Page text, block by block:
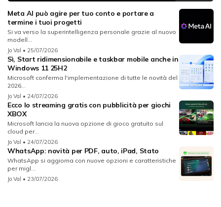
Meta AI può agire per tuo conto e portare a
termine i tuoi progetti
Si va verso la superintelligenza personale grazie al nuovo
modell...
Jo Val • 25/07/2026
Sì, Start ridimensionabile e taskbar mobile anche in
Windows 11 25H2
Microsoft conferma l'implementazione di tutte le novità del
2026...
Jo Val • 24/07/2026
Ecco lo streaming gratis con pubblicità per giochi
XBOX
Microsoft lancia la nuova opzione di gioco gratuito sul
cloud per...
Jo Val • 24/07/2026
WhatsApp: novità per PDF, auto, iPad, Stato
WhatsApp si aggiorna con nuove opzioni e caratteristiche
per migl...
Jo Val • 23/07/2026